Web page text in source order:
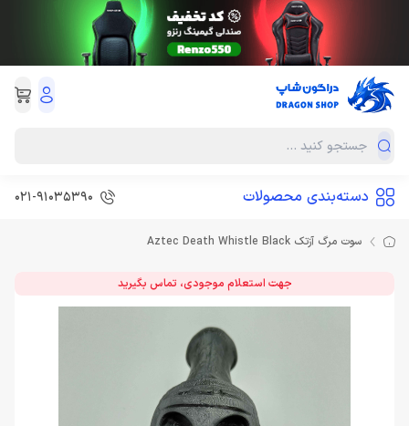
دسته‌بندی محصولات 021-91035390
سوت مرگ آزتک Aztec Death Whistle Black
جهت استعلام موجودی، تماس بگیرید